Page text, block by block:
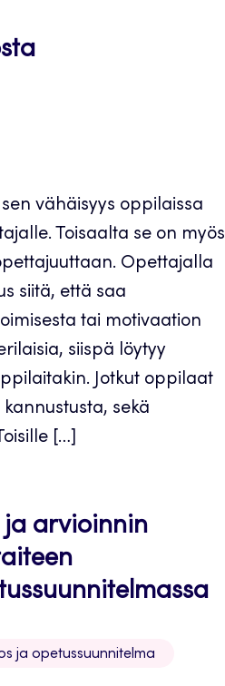
vähäisyys oppilaissa
Toisaalta se on myös
Opettajalla
siitä, että saa
tai motivaation
siispä löytyy
Jotkut oppilaat
sekä
[…]
ja arvioinnin
ja opetussuunnitelma